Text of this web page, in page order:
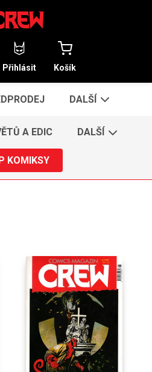
Přihlásit Košík
DALŠÍ
A EDIC DALŠÍ
KOMIKSY